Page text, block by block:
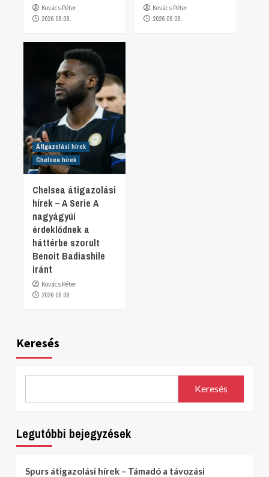
Kovács Péter
2026.08.08.
Kovács Péter
2026.08.08.
Átigazolási hírek
Chelsea hírek
Chelsea átigazolási
hírek – A Serie A
nagyágyúi
érdeklődnek a
háttérbe szorult
Benoit Badiashile
iránt
Kovács Péter
2026.08.08.
Keresés
Keresés
Legutóbbi bejegyzések
Spurs átigazolási hírek – Támadó a távozási